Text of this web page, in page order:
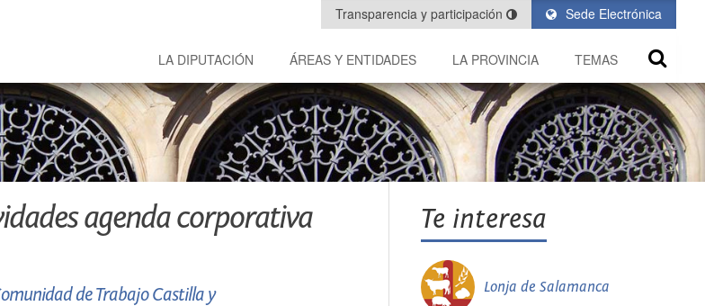
Sede Electrónica
Transparencia y participación
LA DIPUTACIÓN ÁREAS Y ENTIDADES LA PROVINCIA TEMAS
agenda corporativa
de Trabajo Castilla y
Te interesa
Lonja de Salamanca